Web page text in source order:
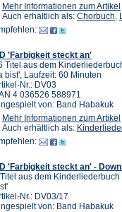
Mehr Informationen zum Artikel
Auch erhältlich als: Chorbuch
'Farbigkeit steckt an'
Titel aus dem
bist', Laufzeit: 60 Minuten
Nr.: DV03
4 036526 588971
von: Band Habakuk
Mehr Informationen zum Artikel
Auch erhältlich als:
'Farbigkeit steckt an' -
aus dem Kinderliederbuch
Nr.: DV03/17
von: Band Habakuk